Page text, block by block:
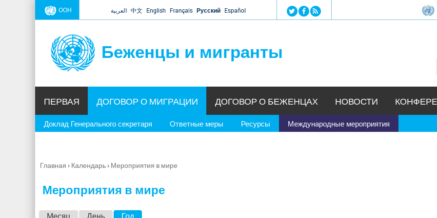
Jump to navigation
ООН العربية 中文 English Français Русский Español
Беженцы и мигранты
ПЕРВАЯ ДОГОВОР О МИГРАЦИИ
Доклад Генерального секретаря Ответные меры Ресурсы Международные мероприятия
ДОГОВОР О БЕЖЕНЦАХ НОВОСТИ
Вы
Главная › Календарь› Мероприятия в мире
Мероприятия в мире